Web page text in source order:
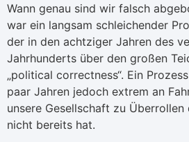
Wann genau sind wir falsch
war ein langsam schleichender
der in den achtziger Jahren des
Jahrhunderts über den großen
„political correctness“. Ein
paar Jahren jedoch extrem an
unsere Gesellschaft zu
nicht bereits hat.